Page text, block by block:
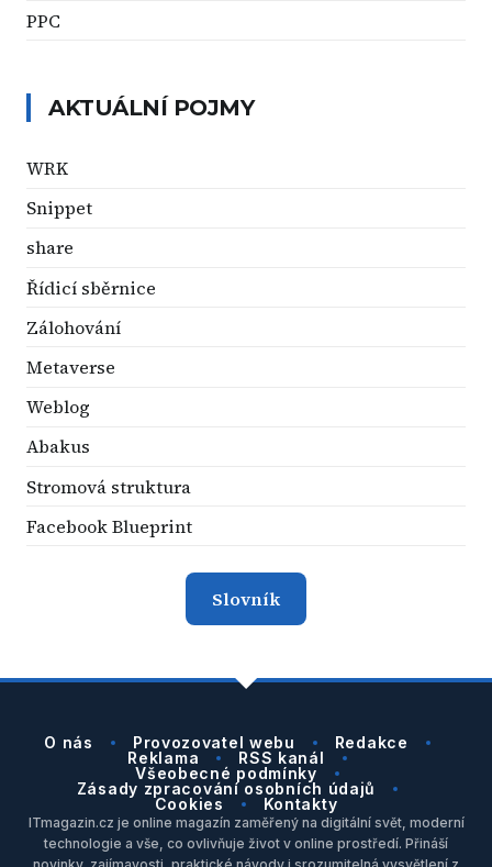
PPC
AKTUÁLNÍ POJMY
WRK
Snippet
share
Řídicí sběrnice
Zálohování
Metaverse
Weblog
Abakus
Stromová struktura
Facebook Blueprint
Slovník
O nás Provozovatel webu
Redakce
Reklama
RSS kanál
Všeobecné podmínky
Zásady zpracování osobních údajů
Cookies
Kontakty
ITmagazin.cz je online magazín zaměřený na digitální svět, moderní
technologie a vše, co ovlivňuje život v online prostředí. Přináší